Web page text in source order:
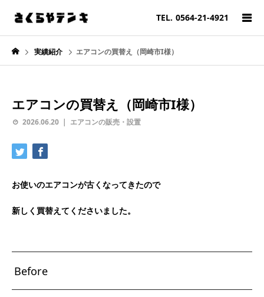
TEL. 0564-21-4921
実績紹介 エアコンの買替え（岡崎市I様）
エアコンの買替え（岡崎市I様）
2026.06.20 エアコンの販売・設置
お使いのエアコンが古くなってきたので
新しく買替えてくださいました。
Before